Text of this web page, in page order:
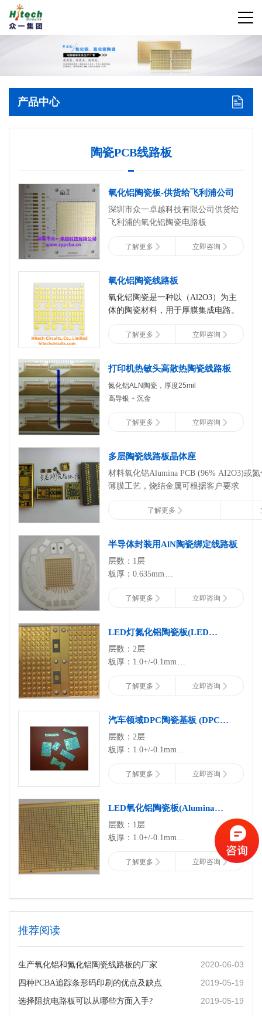
产品中心
陶瓷PCB线路板
氧化铝陶瓷板-供货给飞利浦公司
深圳市众一卓越科技有限公司供货给
飞利浦的氧化铝陶瓷电路板
板厚：1.0mm
大功率LED陶瓷基板，为客户的产品
提供优质散热的陶瓷PCB电路板
了解更多 立即咨询
氧化铝陶瓷线路板
氧化铝陶瓷是一种以（Al2O3）为主
体的陶瓷材料，用于厚膜集成电路。
度和耐高温性。氮化硅陶瓷是一种以
机材料。氮化硅的强度很高，
尤其是热压氮化硅，是世界上最坚硬
的物质之一。
更好也不好说的要看
来选择材质。
了解更多 立即咨询
打印机热敏头高散热陶瓷线路板
氮化铝ALN陶瓷，厚度25mil
高导银 + 沉金
尺寸35mm*12mm
了解更多 立即咨询
多层陶瓷线路板晶体座
材料氧化铝Alumina PCB (96% AI2O3)或
薄膜工艺，烧结金属可根据客户要求
•Zirconia Toughened Alumina (Injection
•Beryllium Oxide (BeO)
Custom materials can be developed to meet
了解更多
半导体封装用AlN陶瓷绑定线路板
层数：1层
板厚：0.635mm
最小孔径：0.8mm
工艺特点：激光V-CUT，高精度
了解更多 立即咨询
LED灯氮化铝陶瓷板(LED
层数：2层
板厚：1.0+/-0.1mm
最小孔径：0.8mm
绝缘层导热系数：170W
外层铜厚：35um
金 厚：>=3u"
工艺特点：通孔，陶瓷围坝工艺
了解更多 立即咨询
汽车领域DPC陶瓷基板 (DPC
层数：2层
板厚：1.0+/-0.1mm
最小孔径：2.0mm
外层铜厚：35um
金 厚：>=3u"
工艺特点：通孔、陶瓷基
了解更多 立即咨询
LED氧化铝陶瓷板(Alumina
层数：1层
板厚：1.0+/-0.1mm
表面处理：沉金
工艺特点：陶瓷基
了解更多 立即咨询
推荐阅读
生产氧化铝和氮化铝陶瓷线路板的厂家 2020-06-03
四种PCBA追踪条形码印刷的优点及缺点 2019-05-19
选择阻抗电路板可以从哪些方面入手? 2019-05-19